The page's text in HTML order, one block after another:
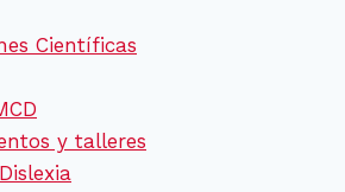
Científicas
y talleres